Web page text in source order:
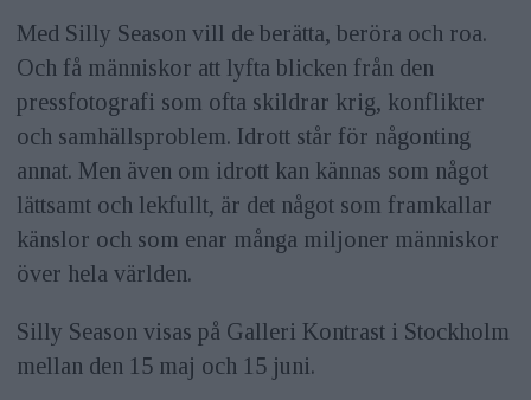
Med Silly Season vill de berätta, beröra och roa.
Och få människor att lyfta blicken från den
pressfotografi som ofta skildrar krig, konflikter
och samhällsproblem. Idrott står för någonting
annat. Men även om idrott kan kännas som något
lättsamt och lekfullt, är det något som framkallar
känslor och som enar många miljoner människor
över hela världen.
Silly Season visas på Galleri Kontrast i Stockholm
mellan den 15 maj och 15 juni.